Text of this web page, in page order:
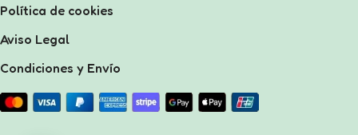
Política de cookies
Aviso Legal
Condiciones y Envío